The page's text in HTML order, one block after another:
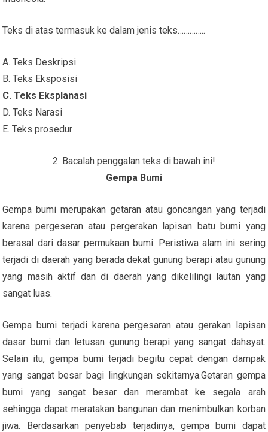
Teks di atas termasuk ke dalam jenis teks…………..
A. Teks Deskripsi
B. Teks Eksposisi
C. Teks Eksplanasi
D. Teks Narasi
E. Teks prosedur
2. Bacalah penggalan teks di bawah ini!
Gempa Bumi
Gempa bumi merupakan getaran atau goncangan yang terjadi
karena pergeseran atau pergerakan lapisan batu bumi yang
berasal dari dasar permukaan bumi. Peristiwa alam ini sering
terjadi di daerah yang berada dekat gunung berapi atau gunung
yang masih aktif dan di daerah yang dikelilingi lautan yang
sangat luas.
Gempa bumi terjadi karena pergesaran atau gerakan lapisan
dasar bumi dan letusan gunung berapi yang sangat dahsyat.
Selain itu, gempa bumi terjadi begitu cepat dengan dampak
yang sangat besar bagi lingkungan sekitarnya.Getaran gempa
bumi yang sangat besar dan merambat ke segala arah
sehingga dapat meratakan bangunan dan menimbulkan korban
jiwa. Berdasarkan penyebab terjadinya, gempa bumi dapat